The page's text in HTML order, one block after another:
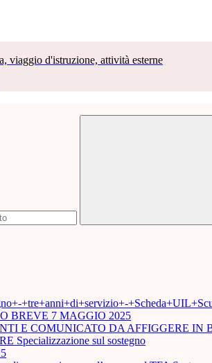
viaggio d'istruzione, attività esterne
+tre+anni+di+servizio+-
BREVE 7 MAGGIO 2025
E COMUNICATO DA AFFIGGERE IN
Specializzazione sul sostegno